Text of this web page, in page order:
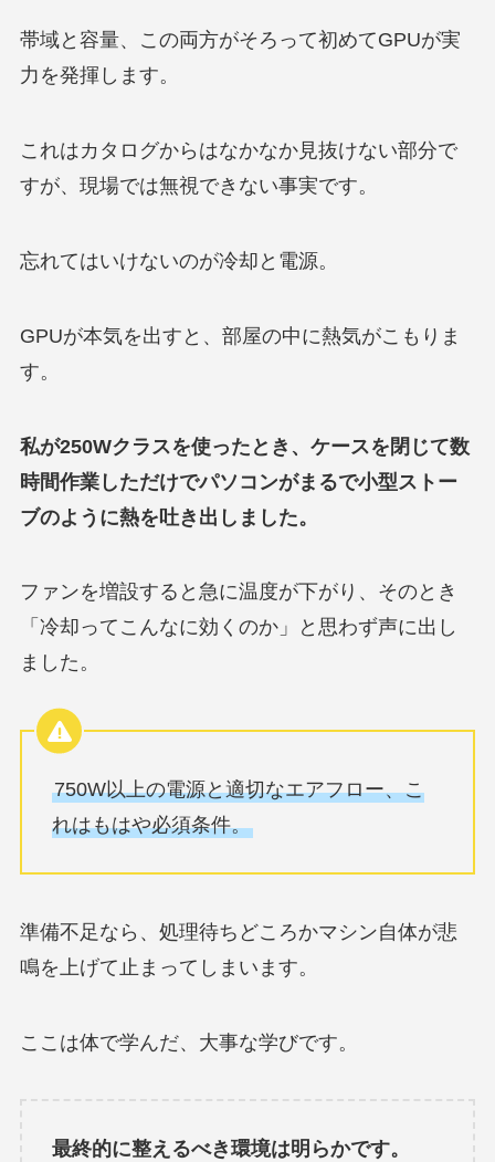
帯域と容量、この両方がそろって初めてGPUが実
力を発揮します。
これはカタログからはなかなか見抜けない部分で
すが、現場では無視できない事実です。
忘れてはいけないのが冷却と電源。
GPUが本気を出すと、部屋の中に熱気がこもりま
す。
私が250Wクラスを使ったとき、ケースを閉じて数
時間作業しただけでパソコンがまるで小型ストー
ブのように熱を吐き出しました。
ファンを増設すると急に温度が下がり、そのとき
「冷却ってこんなに効くのか」と思わず声に出し
ました。
750W以上の電源と適切なエアフロー、こ
れはもはや必須条件。
準備不足なら、処理待ちどころかマシン自体が悲
鳴を上げて止まってしまいます。
ここは体で学んだ、大事な学びです。
最終的に整えるべき環境は明らかです。